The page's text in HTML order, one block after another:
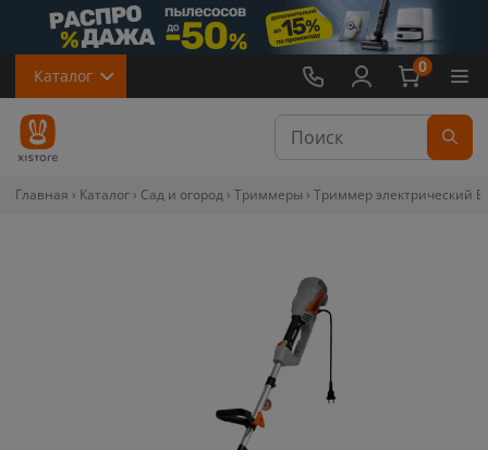
Каталог 0
Главная Каталог Сад и огород Триммеры Триммер электрический